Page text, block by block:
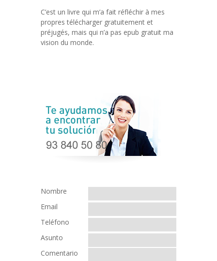
C’est un livre qui m’a fait réfléchir à mes
propres télécharger gratuitement et
préjugés, mais qui n’a pas epub gratuit ma
vision du monde.
Nombre
Email
Teléfono
Asunto
Comentario